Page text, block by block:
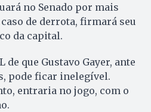
no Senado por mais
de derrota, firmará seu
da capital.
de que Gustavo Gayer, ante
pode ficar inelegível.
entraria no jogo, com o